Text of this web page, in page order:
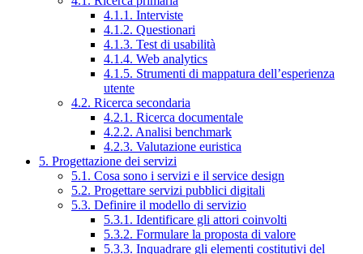
4.1.1. Interviste
4.1.2. Questionari
4.1.3. Test di usabilità
4.1.4. Web analytics
4.1.5. Strumenti di mappatura dell’esperienza
utente
4.2. Ricerca secondaria
4.2.1. Ricerca documentale
4.2.2. Analisi benchmark
4.2.3. Valutazione euristica
5. Progettazione dei servizi
5.1. Cosa sono i servizi e il service design
5.2. Progettare servizi pubblici digitali
5.3. Definire il modello di servizio
5.3.1. Identificare gli attori coinvolti
5.3.2. Formulare la proposta di valore
5.3.3. Inquadrare gli elementi costitutivi del